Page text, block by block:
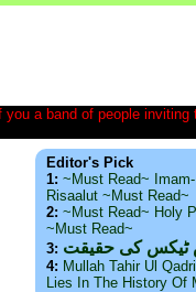
you a band of people
Editor's Pick
1: ~Must Read~
Risaalut ~Must Read~
2: ~Must Read~ Holy
~Must Read~
3: ٹیکس کی حقیقت
4: Mullah Tahir Ul
Lies In The History Of